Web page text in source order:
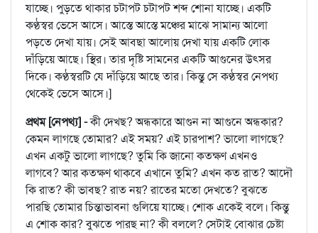
যাচ্ছে। পুড়তে থাকার চটাপট চটাপট শব্দ শোনা যাচ্ছে। একটি
কণ্ঠস্বর ভেসে আসে। আস্তে আস্তে মঞ্চের মাঝে সামান্য আলো
পড়তে দেখা যায়। সেই আবছা আলোয় দেখা যায় একটি লোক
দাঁড়িয়ে আছে। স্থির। তার দৃষ্টি সামনের একটি আগুনের উৎসর
দিকে। কণ্ঠস্বরটি যে দাঁড়িয়ে আছে তার। কিন্তু সে কণ্ঠস্বর নেপথ্য
থেকেই ভেসে আসে।]
প্রথম [নেপথ্য] -কী দেখছ? অন্ধকারে আগুন না আগুনে অন্ধকার?
কেমন লাগছে তোমার? এই সময়? এই চারপাশ? ভালো লাগছে?
এখন একটু ভালো লাগছে? তুমি কি জানো কতক্ষণ এখনও
লাগবে? আর কতক্ষণ থাকবে এখানে তুমি? এখন কত রাত? আদৌ
কি রাত? কী ভাবছ? রাত নয়? রাতের মতো দেখতে? বুঝতে
পারছি তোমার চিন্তাভাবনা গুলিয়ে যাচ্ছে। শোক একেই বলে। কিন্তু
এ শোক কার? বুঝতে পারছ না? কী বললে? সেটাই বোঝার চেষ্টা